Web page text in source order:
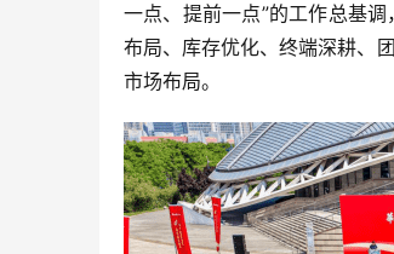
一点、提前一点”的工作总基
布局、库存优化、终端深耕、
市场布局。